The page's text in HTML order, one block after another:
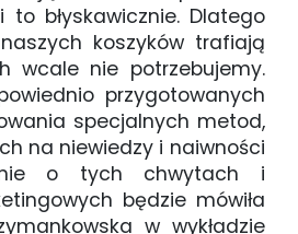
to błyskawicznie. Dlatego
koszyków trafiają
wcale nie potrzebujemy.
przygotowanych
specjalnych metod,
na niewiedzy i naiwności
o tych chwytach i
będzie mówiła
w wykładzie